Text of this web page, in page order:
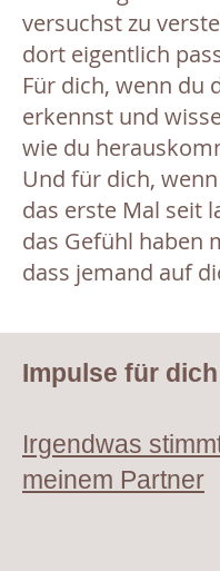
versuchst zu
dort eigentlich
Für dich, wenn du
erkennst und
wie du
Und für dich,
das erste Mal seit
das Gefühl haben
dass jemand auf
Impulse für
Irgendwas
meinem Partner